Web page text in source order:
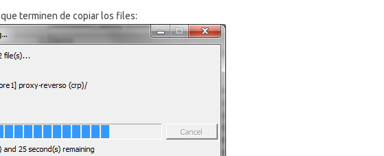
terminen de copiar los files: